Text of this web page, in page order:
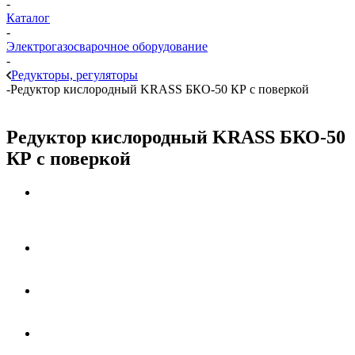
-
Каталог
-
Электрогазосварочное оборудование
-
Редукторы, регуляторы
-Редуктор кислородный KRASS БКО-50 КР с поверкой
Редуктор кислородный KRASS БКО-50
КР с поверкой